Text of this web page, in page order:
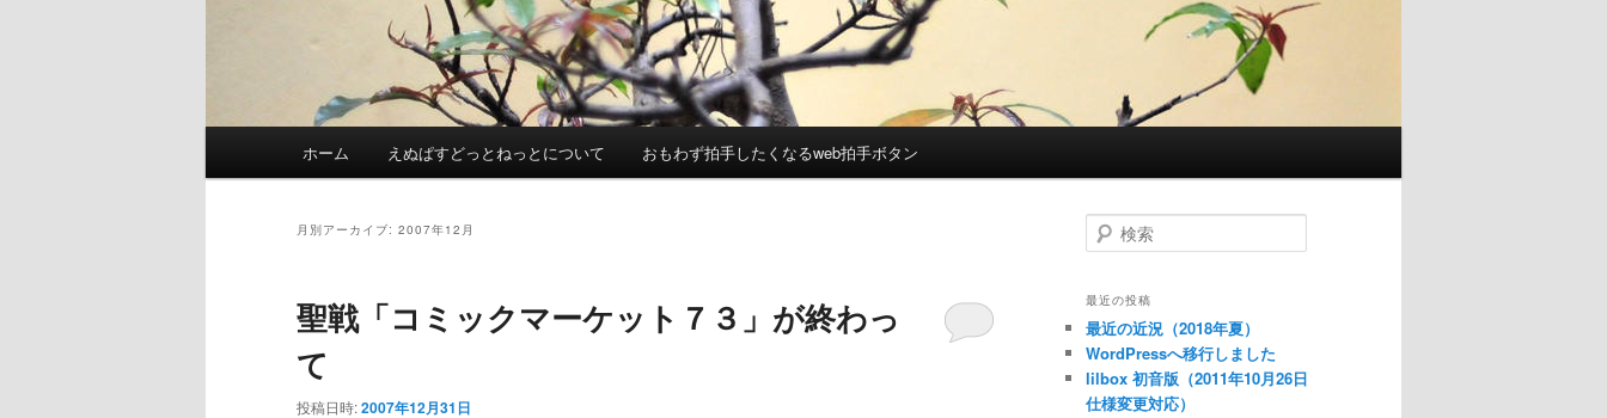
ホーム えぬぱすどっとねっとについて おもわず拍手したくなるweb拍手ボタン
月別アーカイブ: 2007年12月
聖戦「コミックマーケット７３」が終わっ
て
投稿日時:2007年12月31日
検
索
最近の投稿
最近の近況（2018年夏）
WordPressへ移行しました
lilbox 初音版（2011年10月26日
仕様変更対応）